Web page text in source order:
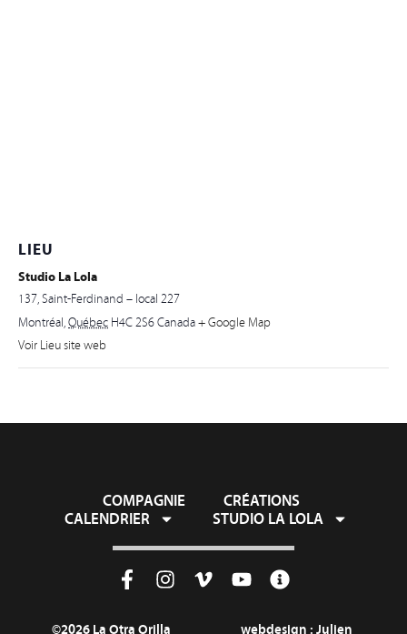
LIEU
Studio La Lola
137, Saint-Ferdinand – local 227
Montréal,Québec H4C 2S6Canada+ Google Map
Voir Lieu site web
COMPAGNIE
CRÉATIONS
CALENDRIER
STUDIO LA LOLA
©2026 La Otra Orilla webdesign : Julien